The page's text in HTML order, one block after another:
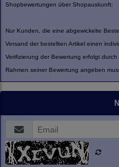
Shopbewertungen über Shopauskunft:
Nur Kunden, die eine abgewickelte
Versand der bestellten Artikel einen
Verifizierung der Bewertung erfolgt
Rahmen seiner Bewertung angeben